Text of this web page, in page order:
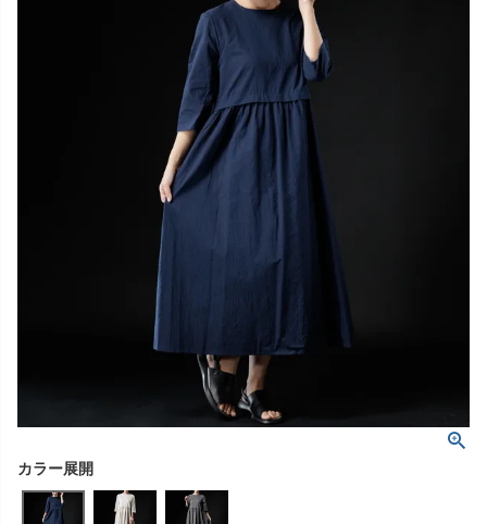
トートバッグ
ショルダーバッグ
プルオーバー
（綿80%、ポリエステル15%、
さらり（ボーダー）
（綿80%、ポリエステル15%、
（無地）
（綿56%、アクリル24%、
ポリウレタン4%）
ナイロン16%、
（無地）
ネックレス
ソックス・タイツ・ストッキ